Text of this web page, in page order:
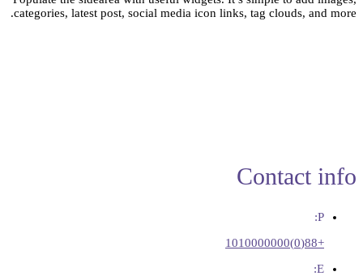
categories, latest post, social media icon links, tag clouds, and more.
Contact info
P:
+88(0)1010000000
E: